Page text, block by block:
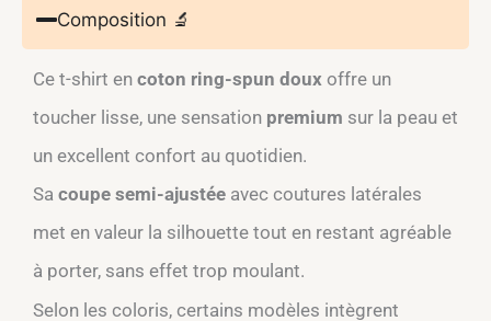
Composition 🔬
Ce t-shirt en coton ring-spun doux offre un
toucher lisse, une sensation premium sur la peau et
un excellent confort au quotidien.​
Sa coupe semi-ajustée avec coutures latérales
met en valeur la silhouette tout en restant agréable
à porter, sans effet trop moulant.​
Selon les coloris, certains modèles intègrent